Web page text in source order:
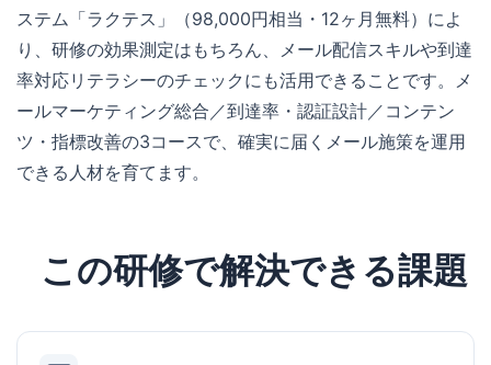
ステム「ラクテス」（98,000円相当・12ヶ月無料）によ
り、研修の効果測定はもちろん、メール配信スキルや到達
率対応リテラシーのチェックにも活用できることです。メ
ールマーケティング総合／到達率・認証設計／コンテン
ツ・指標改善の3コースで、確実に届くメール施策を運用
できる人材を育てます。
この研修で解決できる課題